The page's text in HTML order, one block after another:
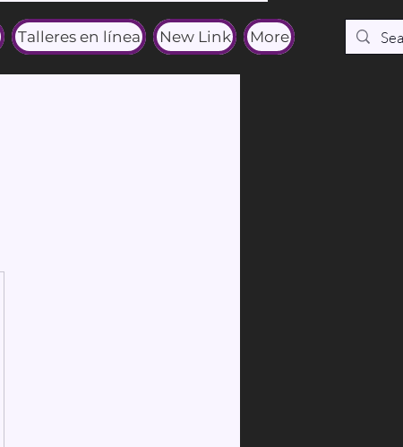
Talleres en línea New Link More